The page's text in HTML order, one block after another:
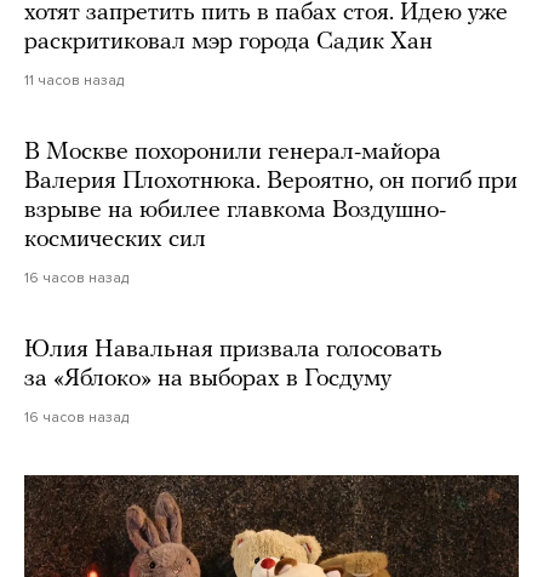
хотят запретить пить в пабах стоя. Идею уже
раскритиковал мэр города Садик Хан
11 часов назад
В Москве похоронили генерал-майора
Валерия Плохотнюка. Вероятно, он погиб при
взрыве на юбилее главкома Воздушно-
космических сил
16 часов назад
Юлия Навальная призвала голосовать
за «Яблоко» на выборах в Госдуму
16 часов назад